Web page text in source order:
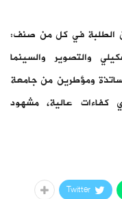
الطلبة في كل من صنف:
والتصوير والسينما
ومؤطرين من جامعة
عالية، مشهود
Twitter